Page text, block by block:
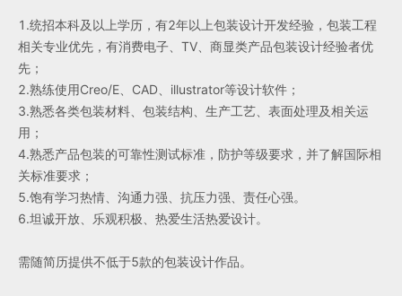
1.统招本科及以上学历，有2年以上包装设计开发经验，包装工程
相关专业优先，有消费电子、TV、商显类产品包装设计经验者优
先；
2.熟练使用Creo/E、CAD、illustrator等设计软件；
3.熟悉各类包装材料、包装结构、生产工艺、表面处理及相关运
用；
4.熟悉产品包装的可靠性测试标准，防护等级要求，并了解国际相
关标准要求；
5.饱有学习热情、沟通力强、抗压力强、责任心强。
6.坦诚开放、乐观积极、热爱生活热爱设计。
需随简历提供不低于5款的包装设计作品。